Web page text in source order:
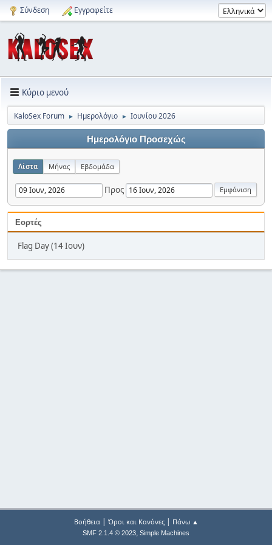
Σύνδεση Εγγραφείτε
Κύριο μενού
KaloSex Forum ► Ημερολόγιο ► Ιουνίου 2026
Ημερολόγιο Προσεχώς
Λίστα Μήνας Εβδομάδα
Προς
Εορτές
Flag Day (14 Ιουν)
Βοήθεια| Όροι και Κανόνες| Πάνω ▲
SMF 2.1.4 © 2023, Simple Machines